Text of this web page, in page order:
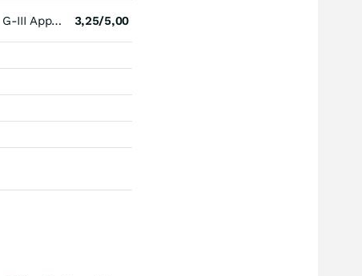
G-III Apparel Group 3,25/5,00